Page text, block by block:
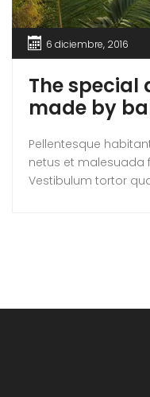
6 diciembre, 2016
The
made by
Pellentesque
netus et malesuada
Vestibulum tortor